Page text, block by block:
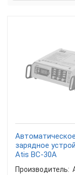
Автоматическое
зарядное
Atis BC-30A
Производитель: